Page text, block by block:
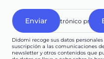
Didomi recoge sus datos
suscripción a las comunicaciones
newsletter y otros contenidos que